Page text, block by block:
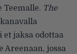
Teemalle. The
jaksa odottaa
Areenaan, jossa